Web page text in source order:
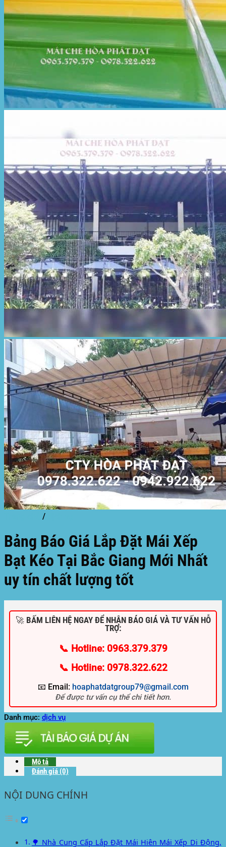
/
Bảng Báo Giá Lắp Đặt Mái Xếp
Bạt Kéo Tại Bắc Giang Mới Nhất
uy tín chất lượng tốt
🚀 BẤM LIÊN HỆ NGAY ĐỂ NHẬN BÁO GIÁ VÀ TƯ VẤN HỖ
TRỢ:
📞 Hotline: 0963.379.379
📞 Hotline: 0978.322.622
📧 Email: hoaphatdatgroup79@gmail.com
Để được tư vấn cụ thể chi tiết hơn.
Danh mục: dịch vụ
Mô tả
Đánh giá (0)
NỘI DUNG CHÍNH
🌳 Nhà Cung Cấp Lắp Đặt Mái Hiên Mái Xếp Di Động,